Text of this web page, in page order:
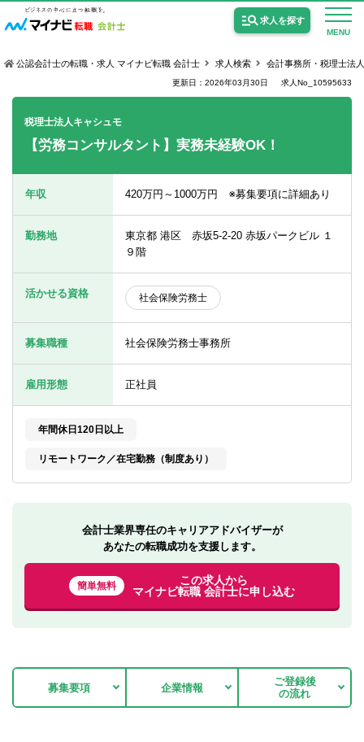
MENU
求人を探す
公認会計士の求人
公認会計士試験合格向けの求人
女性会計士の転職
個別転職相談会・セミナー
ご利用ガイド
業界情報
求人情報
公認会計士の転職・求人 マイナビ転職 会計士 求人検索 会計事務所・税理士法
更新日：2026年03月30日 求人No_10595633
税理士法人キャシュモ
【労務コンサルタント】実務未経験OK！
年収 420万円～1000万円 ※募集要項に詳細あり
勤務地
東京都 港区 赤坂5-2-20 赤坂パークビル １
９階
活かせる資格 社会保険労務士
募集職種 社会保険労務士事務所
雇用形態 正社員
年間休日120日以上
リモートワーク／在宅勤務（制度あり）
会計士業界専任のキャリアアドバイザーが
あなたの転職成功を支援します。
簡単無料
この求人から
マイナビ転職 会計士に申し込む
募集要項 企業情報
ご登録後
の流れ